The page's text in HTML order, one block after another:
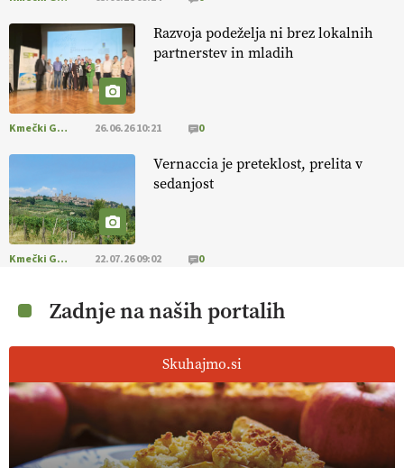
Razvoja podeželja ni brez lokalnih
partnerstev in mladih
Kmečki Glas 26.06.26 10:21 0
Vernaccia je preteklost, prelita v
sedanjost
Kmečki Glas 22.07.26 09:02 0
Zadnje na naših portalih
Skuhajmo.si